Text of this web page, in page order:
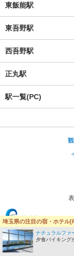
東飯能駅
東吾野駅
西吾野駅
正丸駅
駅一覧(PC)
埼玉県の注目の宿・ホテル
ナチュラルファ
夕食バイキン